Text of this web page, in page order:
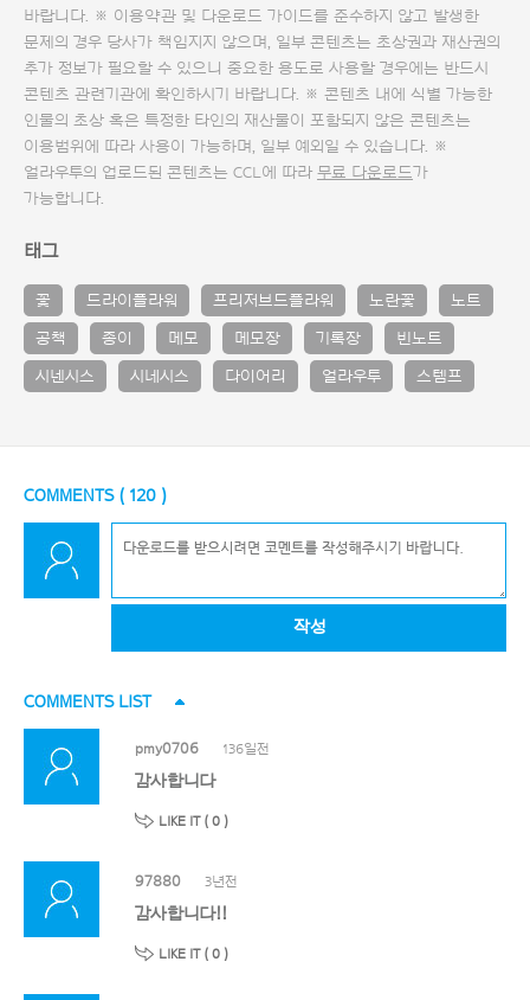
바랍니다. ※ 이용약관 및 다운로드 가이드를 준수하지 않고 발생한
문제의 경우 당사가 책임지지 않으며, 일부 콘텐츠는 초상권과 재산권의
추가 정보가 필요할 수 있으니 중요한 용도로 사용할 경우에는 반드시
콘텐츠 관련기관에 확인하시기 바랍니다. ※ 콘텐츠 내에 식별 가능한
인물의 초상 혹은 특정한 타인의 재산물이 포함되지 않은 콘텐츠는
이용범위에 따라 사용이 가능하며, 일부 예외일 수 있습니다. ※
얼라우투의 업로드된 콘텐츠는 CCL에 따라 무료 다운로드가
가능합니다.
태그
꽃 드라이플라워 프리저브드플라워 노란꽃 노트
공책 종이 메모 메모장 기록장 빈노트
시넨시스 시네시스 다이어리 얼라우투 스템프
COMMENTS ( 120 )
작성
COMMENTS LIST
pmy0706 136일전
감사합니다
LIKE IT ( 0 )
97880 3년전
감사합니다!!
LIKE IT ( 0 )